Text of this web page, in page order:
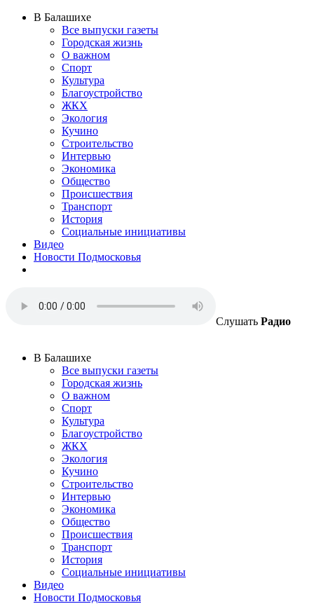
В Балашихе
Все выпуски газеты
Городская жизнь
О важном
Спорт
Культура
Благоустройство
ЖКХ
Экология
Кучино
Строительство
Интервью
Экономика
Общество
Происшествия
Транспорт
История
Социальные инициативы
Видео
Новости Подмосковья
Слушать Радио
В Балашихе
Все выпуски газеты
Городская жизнь
О важном
Спорт
Культура
Благоустройство
ЖКХ
Экология
Кучино
Строительство
Интервью
Экономика
Общество
Происшествия
Транспорт
История
Социальные инициативы
Видео
Новости Подмосковья